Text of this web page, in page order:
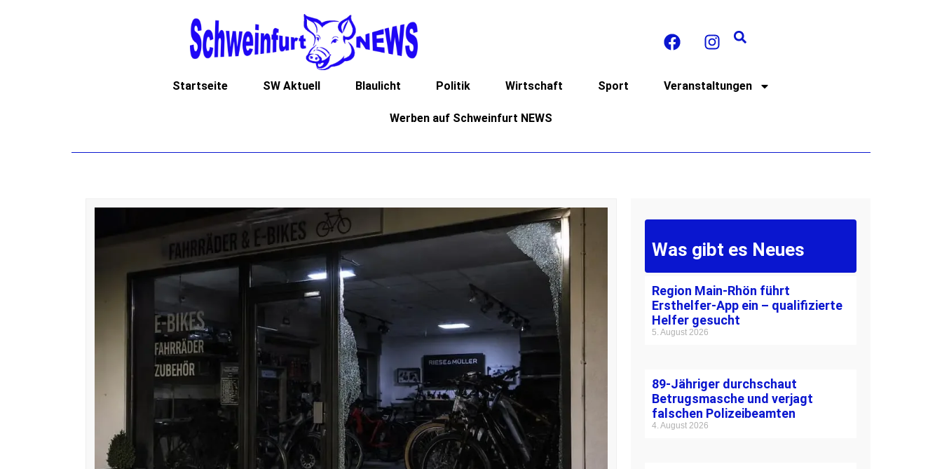
Startseite SW Aktuell Blaulicht Politik Wirtschaft Sport Veranstaltungen
Werben auf Schweinfurt NEWS
Was gibt es Neues
Region Main-Rhön führt
Ersthelfer-App ein – qualifizierte
Helfer gesucht
5. August 2026
89-Jähriger durchschaut
Betrugsmasche und verjagt
falschen Polizeibeamten
4. August 2026